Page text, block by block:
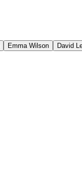
Emma Wilson David